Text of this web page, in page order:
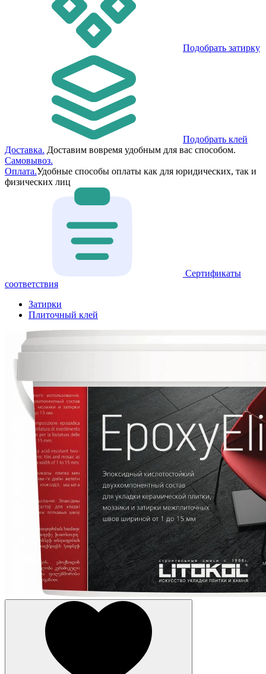
Подобрать затирку
Подобрать клей
Доставка. Доставим вовремя удобным для вас способом.
Самовывоз.
Оплата.Удобные способы оплаты как для юридических, так и
физических лиц
Сертификаты
соответствия
Затирки
Плиточный клей